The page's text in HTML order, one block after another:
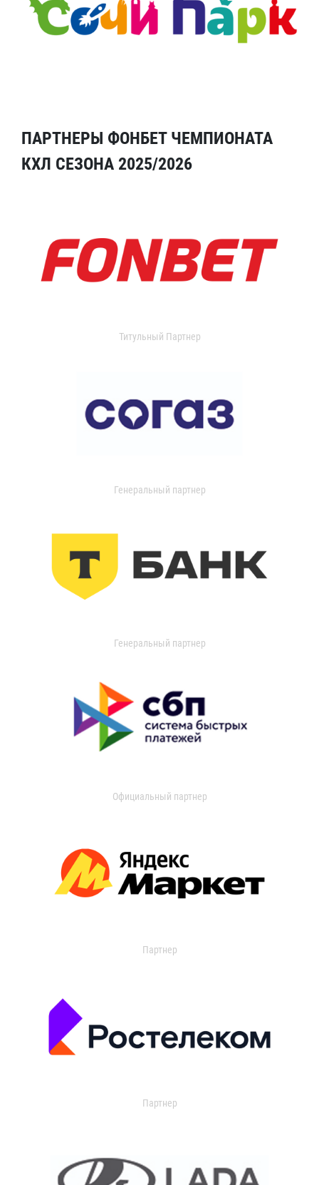
ПАРТНЕРЫ ФОНБЕТ ЧЕМПИОНАТА
КХЛ СЕЗОНА 2025/2026
Титульный Партнер
Генеральный партнер
Генеральный партнер
Официальный партнер
Партнер
Партнер